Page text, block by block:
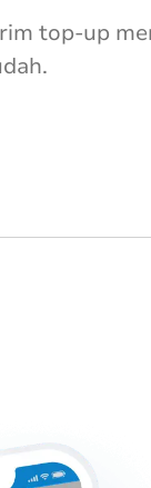
top-up